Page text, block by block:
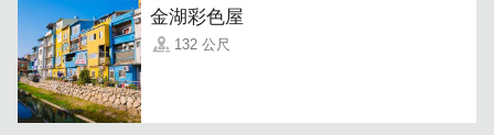
「一来顺千层贡糖」
实的外表，它可是用花生层层叠起、层层压缩，一口咬入
後，那酥酥的口感，如浪潮般层层袭击味蕾的口感，又入口
金湖彩色屋
132 公尺